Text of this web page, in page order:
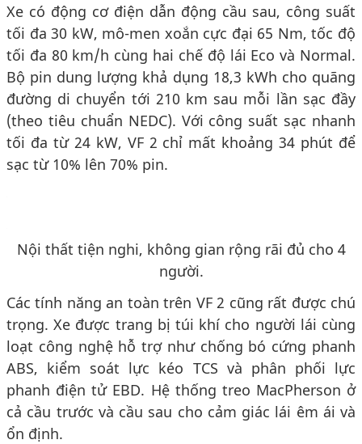
Xe có động cơ điện dẫn động cầu sau, công suất
tối đa 30 kW, mô-men xoắn cực đại 65 Nm, tốc độ
tối đa 80 km/h cùng hai chế độ lái Eco và Normal.
Bộ pin dung lượng khả dụng 18,3 kWh cho quãng
đường di chuyển tới 210 km sau mỗi lần sạc đầy
(theo tiêu chuẩn NEDC). Với công suất sạc nhanh
tối đa từ 24 kW, VF 2 chỉ mất khoảng 34 phút để
sạc từ 10% lên 70% pin.
Nội thất tiện nghi, không gian rộng rãi đủ cho 4
người.
Các tính năng an toàn trên VF 2 cũng rất được chú
trọng. Xe được trang bị túi khí cho người lái cùng
loạt công nghệ hỗ trợ như chống bó cứng phanh
ABS, kiểm soát lực kéo TCS và phân phối lực
phanh điện tử EBD. Hệ thống treo MacPherson ở
cả cầu trước và cầu sau cho cảm giác lái êm ái và
ổn định.